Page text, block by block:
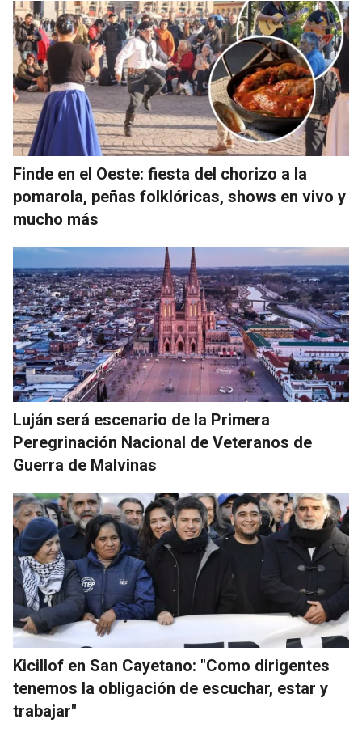
Finde en el Oeste: fiesta del chorizo a la
pomarola, peñas folklóricas, shows en vivo y
mucho más
Luján será escenario de la Primera
Peregrinación Nacional de Veteranos de
Guerra de Malvinas
Kicillof en San Cayetano: "Como dirigentes
tenemos la obligación de escuchar, estar y
trabajar"